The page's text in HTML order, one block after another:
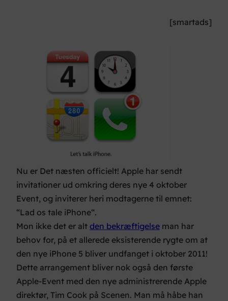
[smartads]
Nu er Det næsten officielt! Apple har sendt
invitationer ud omkring deres nye 4 oktober
Event, og inviterer heri modtagerne til emnet:
“Lad os tale iPhone“.
Mon ikke det er alt den bekræftigelse man har
behov for, på et allerede eksisterende rygte om at
den nye iPhone 5 bliver undfanget i oktober 2011!
Dette arrangement bliver nok også den første
Apple-Event med den nye administrerende Apple
direktør, Tim Cook på Scenen. Man må håbe han